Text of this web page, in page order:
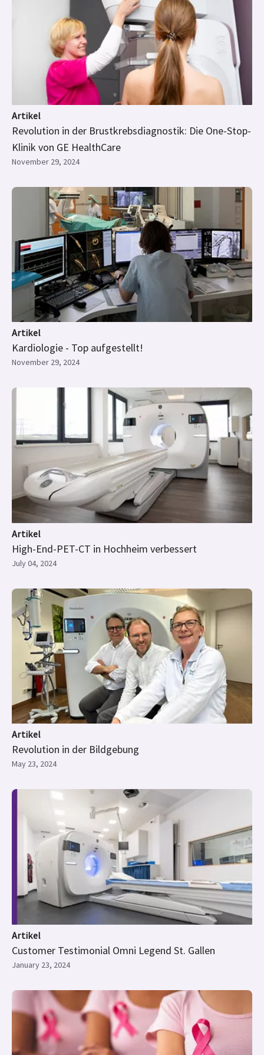
Artikel
Revolution in der Brustkrebsdiagnostik: Die One-Stop-
Klinik von GE HealthCare
November 29, 2024
Artikel
Kardiologie - Top aufgestellt!
November 29, 2024
Artikel
High-End-PET-CT in Hochheim verbessert
July 04, 2024
Artikel
Revolution in der Bildgebung
May 23, 2024
Artikel
Customer Testimonial Omni Legend St. Gallen
January 23, 2024